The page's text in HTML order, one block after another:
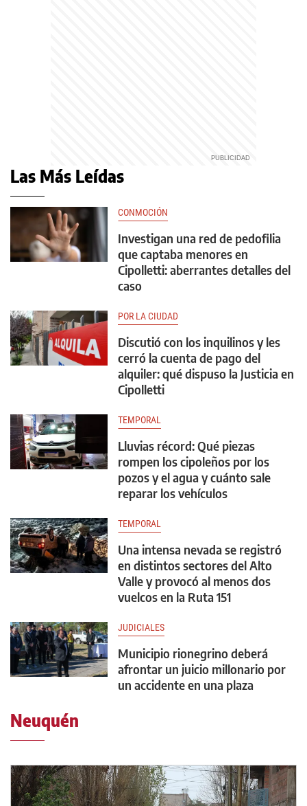
Las Más Leídas
CONMOCIÓN
Investigan una red de pedofilia
que captaba menores en
Cipolletti: aberrantes detalles del
caso
POR LA CIUDAD
Discutió con los inquilinos y les
cerró la cuenta de pago del
alquiler: qué dispuso la Justicia en
Cipolletti
TEMPORAL
Lluvias récord: Qué piezas
rompen los cipoleños por los
pozos y el agua y cuánto sale
reparar los vehículos
TEMPORAL
Una intensa nevada se registró
en distintos sectores del Alto
Valle y provocó al menos dos
vuelcos en la Ruta 151
JUDICIALES
Municipio rionegrino deberá
afrontar un juicio millonario por
un accidente en una plaza
Neuquén